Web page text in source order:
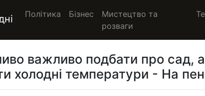
Політика Бізнес
Мистецтво та
розваги
важливо подбати про сад,
холодні температури - На